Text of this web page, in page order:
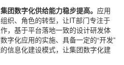
团数字化供给能力稳步提高。 应用
织、角色的转型，让IT部门专注于
，基于平台落地一致的设计研发体
字化应用的实施、具备一定的“开发”
信息化建设模式，让集团数字化建